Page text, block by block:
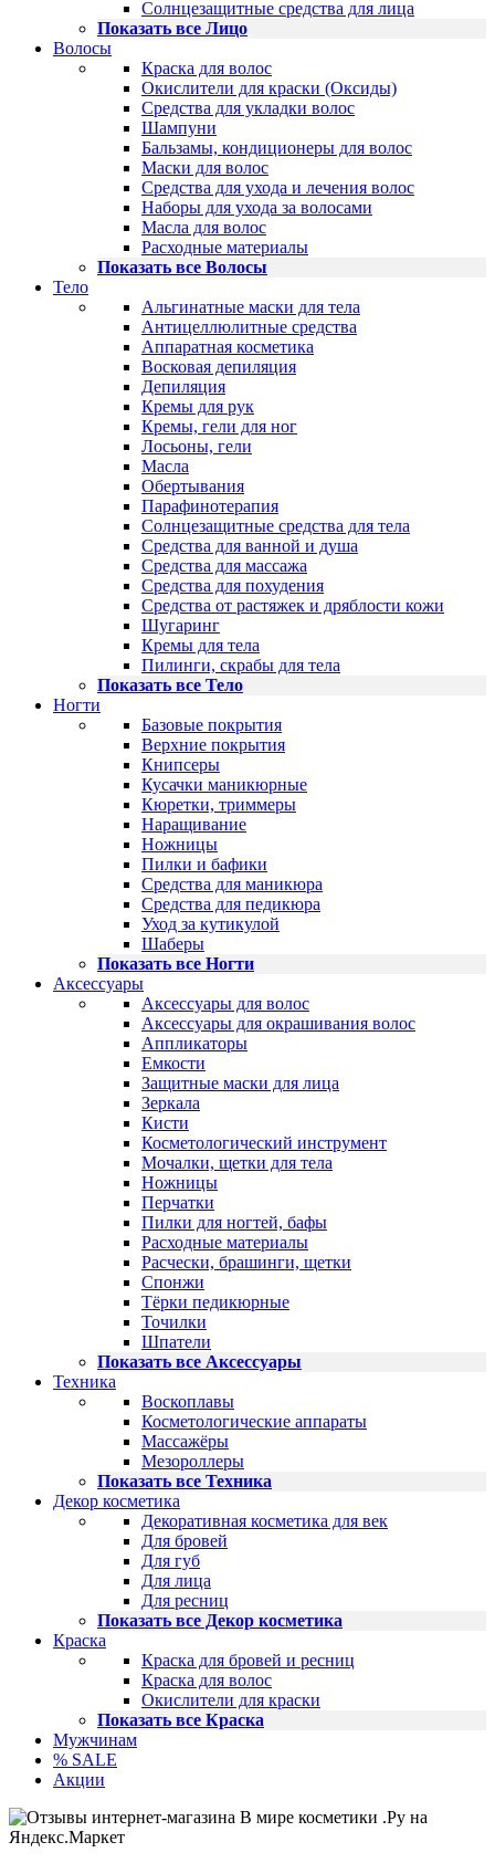
Солнцезащитные средства для лица
Показать все Лицо
Волосы
Краска для волос
Окислители для краски (Оксиды)
Средства для укладки волос
Шампуни
Бальзамы, кондиционеры для волос
Маски для волос
Средства для ухода и лечения волос
Наборы для ухода за волосами
Масла для волос
Расходные материалы
Показать все Волосы
Тело
Альгинатные маски для тела
Антицеллюлитные средства
Аппаратная косметика
Восковая депиляция
Депиляция
Кремы для рук
Кремы, гели для ног
Лосьоны, гели
Масла
Обертывания
Парафинотерапия
Солнцезащитные средства для тела
Средства для ванной и душа
Средства для массажа
Средства для похудения
Средства от растяжек и дряблости кожи
Шугаринг
Кремы для тела
Пилинги, скрабы для тела
Показать все Тело
Ногти
Базовые покрытия
Верхние покрытия
Книпсеры
Кусачки маникюрные
Кюретки, триммеры
Наращивание
Ножницы
Пилки и бафики
Средства для маникюра
Средства для педикюра
Уход за кутикулой
Шаберы
Показать все Ногти
Аксессуары
Аксессуары для волос
Аксессуары для окрашивания волос
Аппликаторы
Емкости
Защитные маски для лица
Зеркала
Кисти
Косметологический инструмент
Мочалки, щетки для тела
Ножницы
Перчатки
Пилки для ногтей, бафы
Расходные материалы
Расчески, брашинги, щетки
Спонжи
Тёрки педикюрные
Точилки
Шпатели
Показать все Аксессуары
Техника
Воскоплавы
Косметологические аппараты
Массажёры
Мезороллеры
Показать все Техника
Декор косметика
Декоративная косметика для век
Для бровей
Для губ
Для лица
Для ресниц
Показать все Декор косметика
Краска
Краска для бровей и ресниц
Краска для волос
Окислители для краски
Показать все Краска
Мужчинам
% SALE
Акции